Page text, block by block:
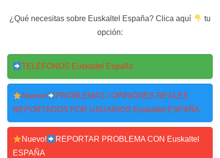
¿Qué necesitas sobre Euskaltel España? Clica aquí
tu
opción:
TELÉFONOS Euskaltel España
Nuevo!
PROBLEMAS / OPINIONES REALES
REPORTADOS POR USUARIOS Euskaltel ESPAÑA
Nuevo!
REPORTAR PROBLEMA CON Euskaltel
ESPAÑA